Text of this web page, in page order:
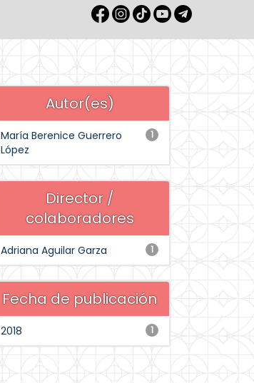
Autor(es)
1
María Berenice Guerrero
López
Director /
colaboradores
1
Adriana Aguilar Garza
Fecha de publicación
1
2018